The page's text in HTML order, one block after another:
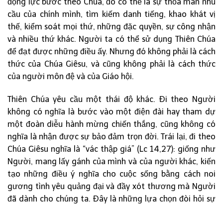
cầu của chính mình, tìm kiếm danh tiếng, khao khát vị
thế, kiểm soát mọi thứ, những đặc quyền, sự công nhận
và nhiều thứ khác. Người ta có thể sử dụng Thiên Chúa
để đạt được những điều ấy. Nhưng đó không phải là cách
thức của Chúa Giêsu, và cũng không phải là cách thức
của người môn đệ và của Giáo hội.
Thiên Chúa yêu cầu một thái độ khác. Đi theo Người
không có nghĩa là bước vào một điện đài hay tham dự
một đoàn diễu hành mừng chiến thắng, cũng không có
nghĩa là nhận được sự bảo đảm trọn đời. Trái lại, đi theo
Chúa Giêsu nghĩa là “vác thập giá” (Lc 14,27): giống như
Người, mang lấy gánh của mình và của người khác, kiến
tạo những điều ý nghĩa cho cuộc sống bằng cách noi
gương tình yêu quảng đại và đầy xót thương mà Người
đã dành cho chúng ta. Đây là những lựa chọn đòi hỏi sự